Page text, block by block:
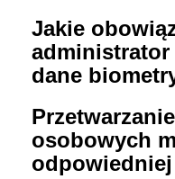
Jakie
dane
osobowych